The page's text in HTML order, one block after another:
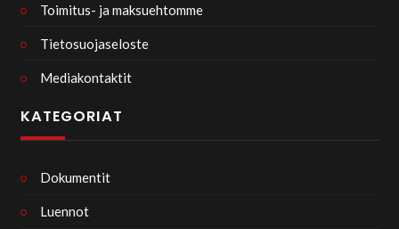
Toimitus- ja maksuehtomme
Tietosuojaseloste
Mediakontaktit
KATEGORIAT
Dokumentit
Luennot